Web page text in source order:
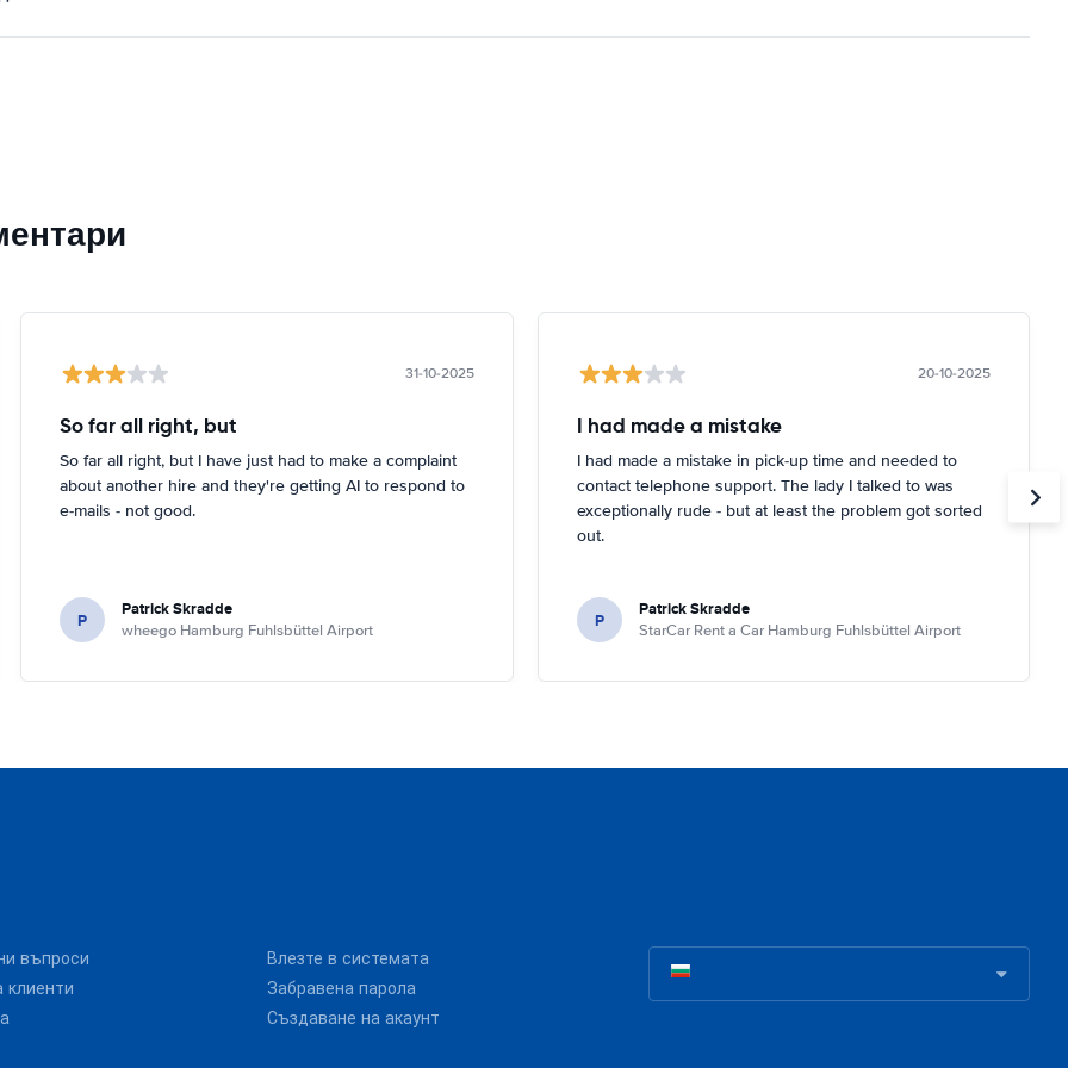
31-10-2025
So far all right, but
So far all right, but I have just had to make a complaint
about another hire and they're getting AI to respond to
e-mails - not good.
P Patrick Skradde
wheego Hamburg Fuhlsbüttel Airport
20-10-2025
I had made a mistake
I had made a mistake in pick-up time and needed to
contact telephone support. The lady I talked to was
exceptionally rude - but at least the problem got sorted
out.
P Patrick Skradde
StarCar Rent a Car Hamburg Fuhlsbüttel Airport
въпроси
Влезте в системата
Забравена парола
Създаване на акаунт